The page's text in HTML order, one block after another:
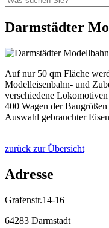
Darmstädter
Auf nur 50 qm Fläche
Modelleisenbahn- und
verschiedene
400 Wagen der
Auswahl gebrauchter
zurück zur Übersicht
Adresse
Grafenstr.14-16
64283 Darmstadt